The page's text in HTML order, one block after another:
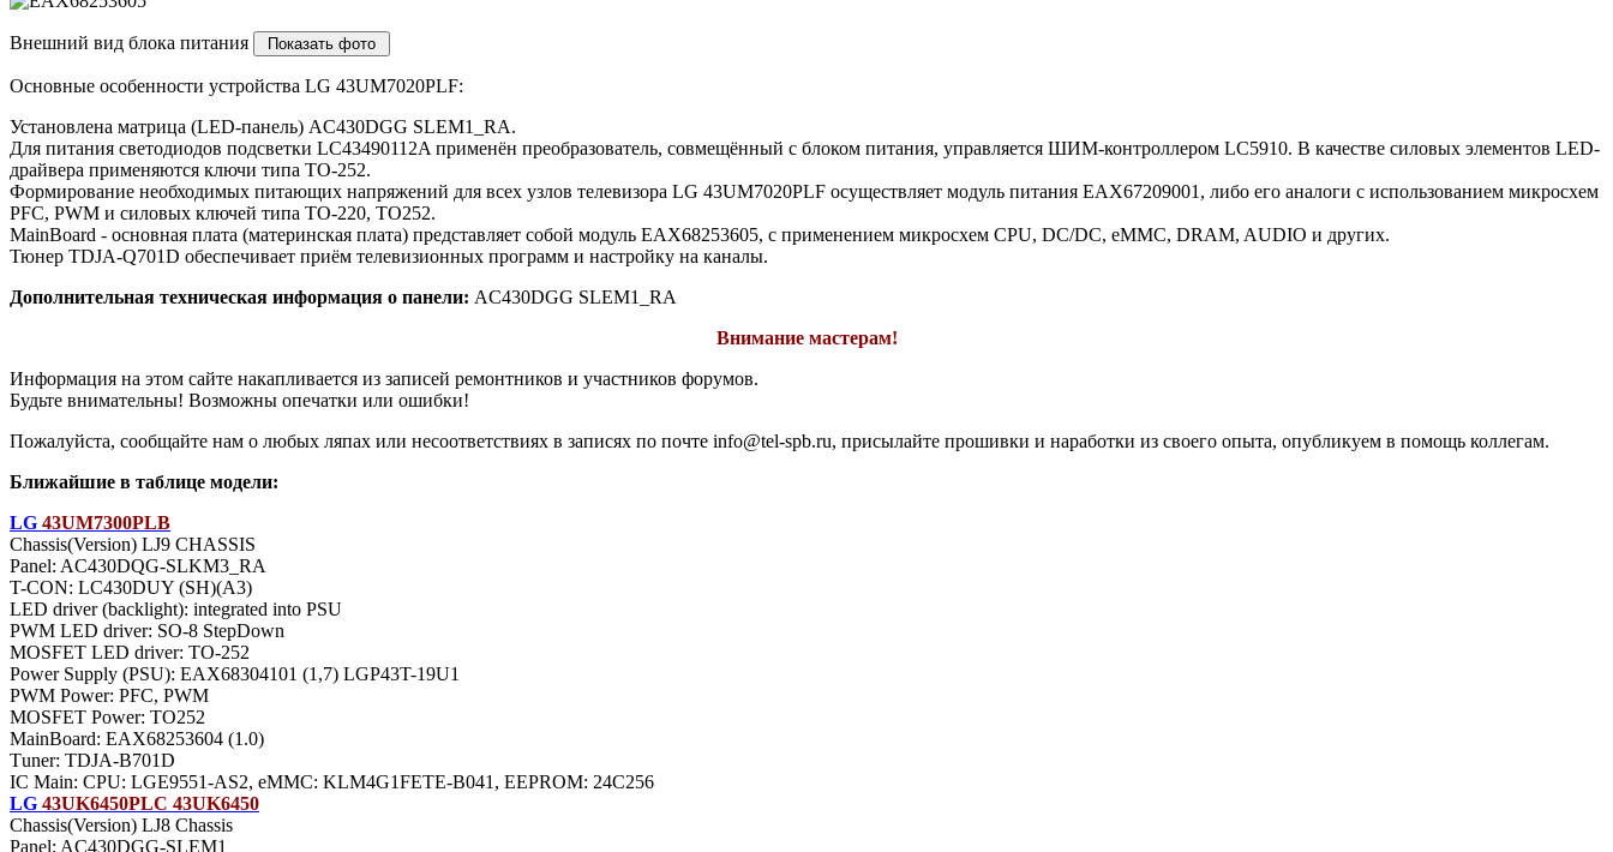
Внешний вид блока питания
Основные особенности устройства LG 43UM7020PLF:
Установлена матрица (LED-панель) AC430DGG SLEM1_RA.
Для питания светодиодов подсветки LC43490112A применён преобразователь, совмещённый с блоком питания, управляется ШИМ-контроллером LC5910. В качестве силовых элементов LED-
драйвера применяются ключи типа TO-252.
Формирование необходимых питающих напряжений для всех узлов телевизора LG 43UM7020PLF осуществляет модуль питания EAX67209001, либо его аналоги c использованием микросхем
PFC, PWM и силовых ключей типа TO-220, TO252.
MainBoard - основная плата (материнская плата) представляет собой модуль EAX68253605, с применением микросхем CPU, DC/DC, eMMC, DRAM, AUDIO и других.
Тюнер TDJA-Q701D обеспечивает приём телевизионных программ и настройку на каналы.
Дополнительная техническая информация о панели: AC430DGG SLEM1_RA
Внимание мастерам!
Информация на этом сайте накапливается из записей ремонтников и участников форумов.
Будьте внимательны! Возможны опечатки или ошибки!
Пожалуйста, сообщайте нам о любых ляпах или несоответствиях в записях по почте info@tel-spb.ru, присылайте прошивки и наработки из своего опыта, опубликуем в помощь коллегам.
Ближайшие в таблице модели:
LG 43UM7300PLB
Chassis(Version) LJ9 CHASSIS
Panel: AC430DQG-SLKM3_RA
T-CON: LC430DUY (SH)(A3)
LED driver (backlight): integrated into PSU
PWM LED driver: SO-8 StepDown
MOSFET LED driver: TO-252
Power Supply (PSU): EAX68304101 (1,7) LGP43T-19U1
PWM Power: PFC, PWM
MOSFET Power: TO252
MainBoard: EAX68253604 (1.0)
Тuner: TDJA-B701D
IC Main: CPU: LGE9551-AS2, eMMC: KLM4G1FETE-B041, EEPROM: 24C256
LG 43UK6450PLC 43UK6450
Chassis(Version) LJ8 Chassis
Panel: AC430DGG-SLEM1